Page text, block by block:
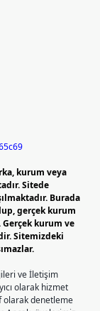
kurum veya
Sitede
Burada
gerçek kurum
Gerçek kurum ve
Sitemizdeki
ve İletişim
olarak hizmet
olarak denetleme